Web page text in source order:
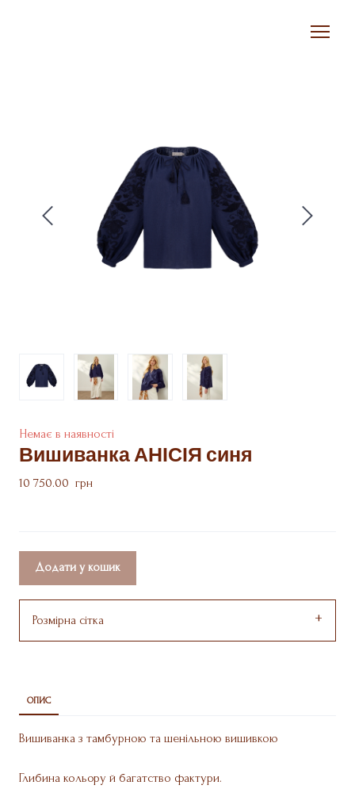
Немає в наявності
Вишиванка АНІСІЯ синя
10 750.00  грн
Додати у кошик
Розмірна сітка
ОПИС
Вишиванка з тамбурною та шенільною вишивкою
Глибина кольору й багатство фактури.